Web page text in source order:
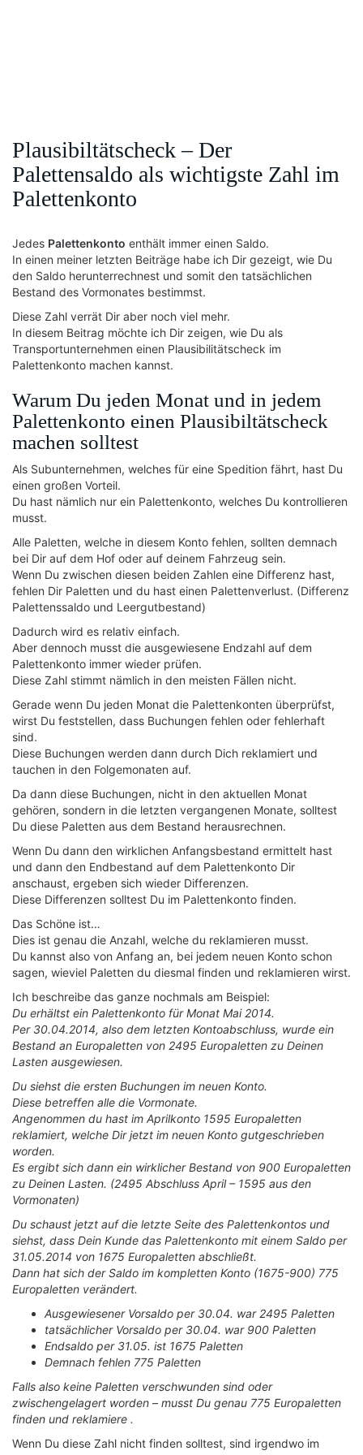
Plausibiltätscheck – Der
Palettensaldo als wichtigste Zahl im
Palettenkonto
Jedes Palettenkonto enthält immer einen Saldo.
In einen meiner letzten Beiträge habe ich Dir gezeigt, wie Du
den Saldo herunterrechnest und somit den tatsächlichen
Bestand des Vormonates bestimmst.
Diese Zahl verrät Dir aber noch viel mehr.
In diesem Beitrag möchte ich Dir zeigen, wie Du als
Transportunternehmen einen Plausibilitätscheck im
Palettenkonto machen kannst.
Warum Du jeden Monat und in jedem
Palettenkonto einen Plausibiltätscheck
machen solltest
Als Subunternehmen, welches für eine Spedition fährt, hast Du
einen großen Vorteil.
Du hast nämlich nur ein Palettenkonto, welches Du kontrollieren
musst.
Alle Paletten, welche in diesem Konto fehlen, sollten demnach
bei Dir auf dem Hof oder auf deinem Fahrzeug sein.
Wenn Du zwischen diesen beiden Zahlen eine Differenz hast,
fehlen Dir Paletten und du hast einen Palettenverlust. (Differenz
Palettenssaldo und Leergutbestand)
Dadurch wird es relativ einfach.
Aber dennoch musst die ausgewiesene Endzahl auf dem
Palettenkonto immer wieder prüfen.
Diese Zahl stimmt nämlich in den meisten Fällen nicht.
Gerade wenn Du jeden Monat die Palettenkonten überprüfst,
wirst Du feststellen, dass Buchungen fehlen oder fehlerhaft
sind.
Diese Buchungen werden dann durch Dich reklamiert und
tauchen in den Folgemonaten auf.
Da dann diese Buchungen, nicht in den aktuellen Monat
gehören, sondern in die letzten vergangenen Monate, solltest
Du diese Paletten aus dem Bestand herausrechnen.
Wenn Du dann den wirklichen Anfangsbestand ermittelt hast
und dann den Endbestand auf dem Palettenkonto Dir
anschaust, ergeben sich wieder Differenzen.
Diese Differenzen solltest Du im Palettenkonto finden.
Das Schöne ist…
Dies ist genau die Anzahl, welche du reklamieren musst.
Du kannst also von Anfang an, bei jedem neuen Konto schon
sagen, wieviel Paletten du diesmal finden und reklamieren wirst.
Ich beschreibe das ganze nochmals am Beispiel:
Du erhältst ein Palettenkonto für Monat Mai 2014.
Per 30.04.2014, also dem letzten Kontoabschluss, wurde ein
Bestand an Europaletten von 2495 Europaletten zu Deinen
Lasten ausgewiesen.
Du siehst die ersten Buchungen im neuen Konto.
Diese betreffen alle die Vormonate.
Angenommen du hast im Aprilkonto 1595 Europaletten
reklamiert, welche Dir jetzt im neuen Konto gutgeschrieben
worden.
Es ergibt sich dann ein wirklicher Bestand von 900 Europaletten
zu Deinen Lasten. (2495 Abschluss April – 1595 aus den
Vormonaten)
Du schaust jetzt auf die letzte Seite des Palettenkontos und
siehst, dass Dein Kunde das Palettenkonto mit einem Saldo per
31.05.2014 von 1675 Europaletten abschließt.
Dann hat sich der Saldo im kompletten Konto (1675-900) 775
Europaletten verändert.
Ausgewiesener Vorsaldo per 30.04. war 2495 Paletten
tatsächlicher Vorsaldo per 30.04. war 900 Paletten
Endsaldo per 31.05. ist 1675 Paletten
Demnach fehlen 775 Paletten
Falls also keine Paletten verschwunden sind oder
zwischengelagert worden – musst Du genau 775 Europaletten
finden und reklamiere .
Wenn Du diese Zahl nicht finden solltest, sind irgendwo im